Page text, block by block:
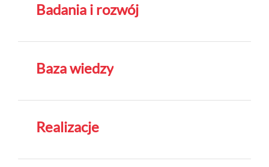
Badania i rozwój
Baza wiedzy
Realizacje